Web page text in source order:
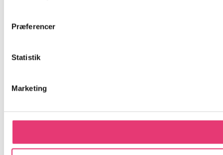
Præferencer
Statistik
Marketing